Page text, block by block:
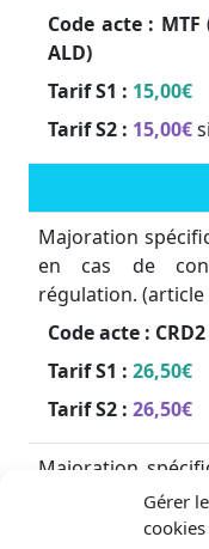
Gérer
cookies
Code acte :
ALD)
Tarif S1 : 15,00€
Tarif S2 : 15,00€
Majoration
en cas de
régulation. (article
Code acte : CRD2
Tarif S1 : 26,50€
Tarif S2 : 26,50€
Majoration
cas de
Code acte :CRM